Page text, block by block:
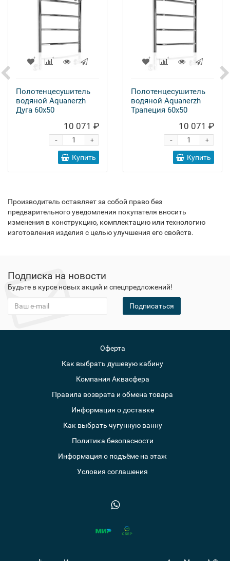
Полотенцесушитель
водяной Aquanerzh
Дуга 60х50
10 071 ₽
+
-
Купить
Полотенцесушитель
водяной Aquanerzh
Трапеция 60х50
10 071 ₽
+
-
Купить
Производитель оставляет за собой право без
предварительного уведомления покупателя вносить
изменения в конструкцию, комплектацию или технологию
изготовления изделия с целью улучшения его свойств.
Подписка на новости
Будьте в курсе новых акций и спецпредложений!
Подписаться
Оферта
Как выбрать душевую кабину
Компания Аквасфера
Правила возврата и обмена товара
Информация о доставке
Как выбрать чугунную ванну
Политика безопасности
Информация о подъёме на этаж
Условия соглашения